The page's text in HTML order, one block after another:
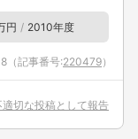
円 2010年度
（記事番号:220479）
適切な投稿として報告